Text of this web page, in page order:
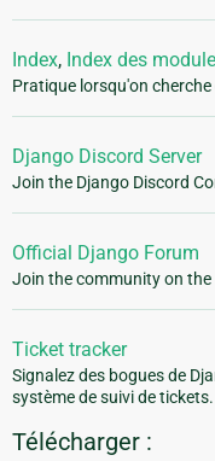
Index, Index des
Pratique lorsqu'on
Django Discord Server
Join the Django Discord
Official Django Forum
Join the community on the
Ticket tracker
Signalez des bogues de
système de suivi de tickets.
Télécharger :